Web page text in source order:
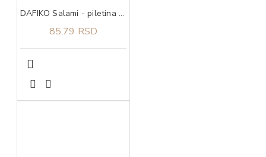
DAFIKO Salami - piletina 45g
85,79 RSD